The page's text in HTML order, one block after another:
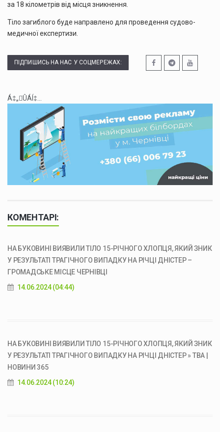
за 18 кілометрів від місця зникнення.
Тіло загиблого буде направлено для проведення судово-
медичної експертизи.
ПІДПИШИСЬ НА НАС У СОЦМЕРЕЖАХ:
Á‡„ÛÁÍ‡...
КОМЕНТАРІ:
НА БУКОВИНІ ВИЯВИЛИ ТІЛО 15-РІЧНОГО ХЛОПЦЯ, ЯКИЙ ЗНИК
У РЕЗУЛЬТАТІ ТРАГІЧНОГО ВИПАДКУ НА РІЧЦІ ДНІСТЕР –
ГРОМАДСЬКЕ МІСЦЕ ЧЕРНІВЦІ
14.06.2024 (04:44)
НА БУКОВИНІ ВИЯВИЛИ ТІЛО 15-РІЧНОГО ХЛОПЦЯ, ЯКИЙ ЗНИК
У РЕЗУЛЬТАТІ ТРАГІЧНОГО ВИПАДКУ НА РІЧЦІ ДНІСТЕР » ТВА |
НОВИНИ 365
14.06.2024 (10:24)